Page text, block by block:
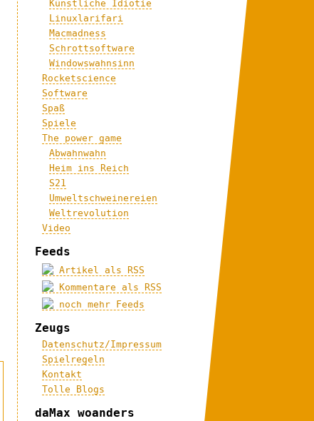
Künstliche Idiotie
Linuxlarifari
Macmadness
Schrottsoftware
Windowswahnsinn
Rocketscience
Software
Spaß
Spiele
The power game
Abwahnwahn
Heim ins Reich
S21
Umweltschweinereien
Weltrevolution
Video
Feeds
Artikel als RSS
Kommentare als RSS
noch mehr Feeds
Zeugs
Datenschutz/Impressum
Spielregeln
Kontakt
Tolle Blogs
daMax woanders